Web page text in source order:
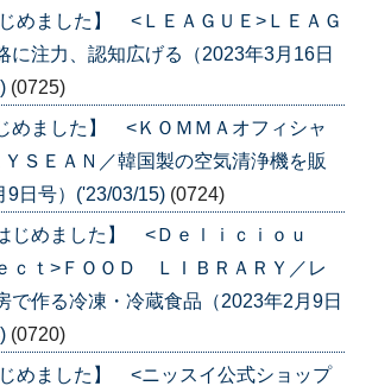
じめました】 <ＬＥＡＧＵＥ>ＬＥＡＧ
に注力、認知広げる（2023年3月16日
(0725)
めました】 <ＫＯＭＭＡオフィシャ
ＳＥＡＮ／韓国製の空気清浄機を販
9日号）('23/03/15) (0724)
じめました】 <Ｄｅｌｉｃｉｏｕ
ｃｔ>ＦＯＯＤ ＬＩＢＲＡＲＹ／レ
で作る冷凍・冷蔵食品（2023年2月9日
(0720)
じめました】 <ニッスイ公式ショップ